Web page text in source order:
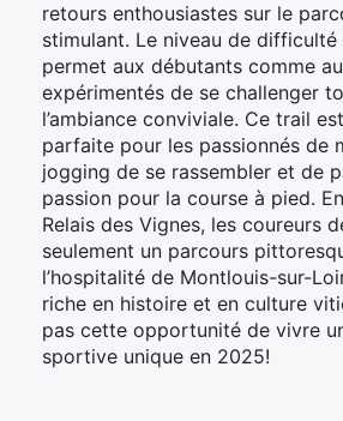
retours enthousiastes sur le
stimulant. Le niveau de
permet aux débutants comme
expérimentés de se challenger
l’ambiance conviviale. Ce trail
parfaite pour les passionnés de
jogging de se rassembler et de
passion pour la course à pied.
Relais des Vignes, les coureurs
seulement un parcours
l’hospitalité de Montlouis-sur-
riche en histoire et en culture
pas cette opportunité de vivre
sportive unique en 2025!